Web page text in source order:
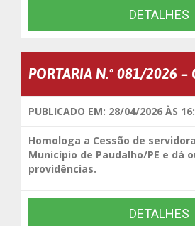
DETALHES
PORTARIA N.º 081/2026 –
PUBLICADO EM: 28/04/2026 ÀS
Homologa a Cessão de
Município de Paudalho/PE e dá
providências.
DETALHES